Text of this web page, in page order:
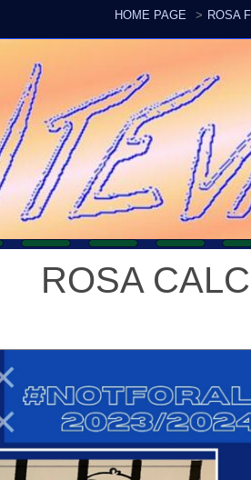
HOME PAGE ROSA FEMMINILE
ROSA CALCIO